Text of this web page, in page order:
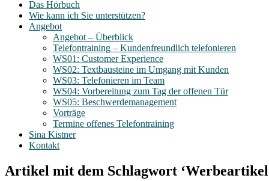
Das Hörbuch
Wie kann ich Sie unterstützen?
Angebot
Angebot – Überblick
Telefontraining – Kundenfreundlich telefonieren
WS01: Customer Experience
WS02: Textbausteine im Umgang mit Kunden
WS03: Telefonieren im Team
WS04: Vorbereitung zum Tag der offenen Tür
WS05: Beschwerdemanagement
Vorträge
Termine offenes Telefontraining
Sina Kistner
Kontakt
Artikel mit dem Schlagwort ‘Werbeartikel